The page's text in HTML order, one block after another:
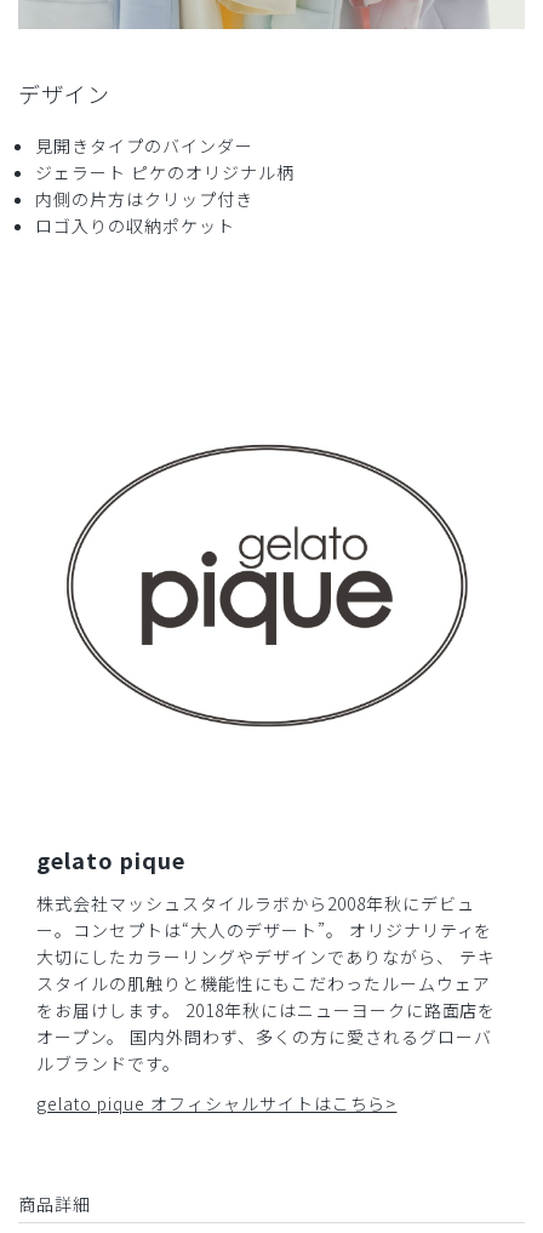
商品：679ジェラート ピケ&クラシコ:バインダー/バス
ご購入者様
購入確認済み
2024-11-19
30代 身長: 151-155cm
値段と材質が見合わない
写真とお値段から、プラスチックかビニール加工を想像して
商品：679ジェラート ピケ&クラシコ:バインダー/バス
役に立った 14
​2
デザイン
見開きタイプのバインダー
ジェラート ピケのオリジナル柄
内側の片方はクリップ付き
ロゴ入りの収納ポケット
gelato pique
株式会社マッシュスタイルラボから2008年秋にデビュ
ー。コンセプトは“大人のデザート”。 オリジナリティを
大切にしたカラーリングやデザインでありながら、 テキ
スタイルの肌触りと機能性にもこだわったルームウェア
をお届けします。 2018年秋にはニューヨークに路面店を
オープン。 国内外問わず、多くの方に愛されるグローバ
ルブランドです。
gelato pique オフィシャルサイトはこちら>
商品詳細